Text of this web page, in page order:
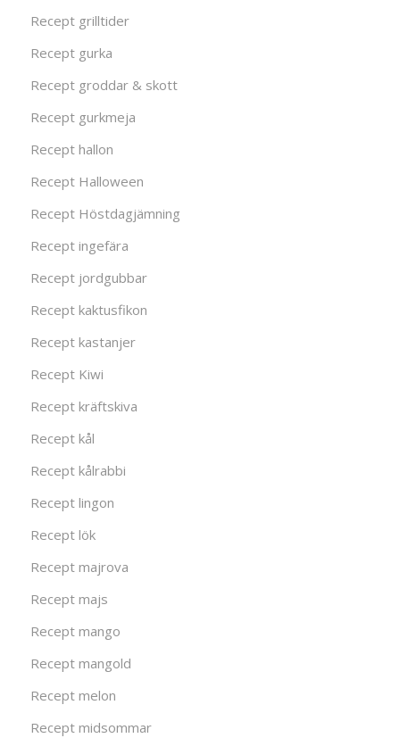
Recept grilltider
Recept gurka
Recept groddar & skott
Recept gurkmeja
Recept hallon
Recept Halloween
Recept Höstdagjämning
Recept ingefära
Recept jordgubbar
Recept kaktusfikon
Recept kastanjer
Recept Kiwi
Recept kräftskiva
Recept kål
Recept kålrabbi
Recept lingon
Recept lök
Recept majrova
Recept majs
Recept mango
Recept mangold
Recept melon
Recept midsommar